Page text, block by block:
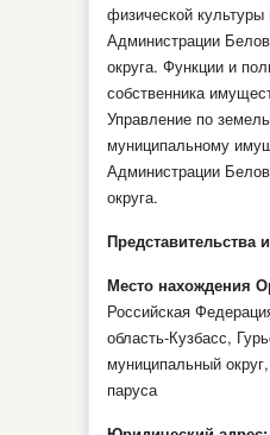
физической культуры
Администрации
округа. Функции и
собственника
Управление по
муниципальному
Администрации
округа.
Представительства
Место нахождения
Российская
область-Кузбасс,
муниципальный
паруса